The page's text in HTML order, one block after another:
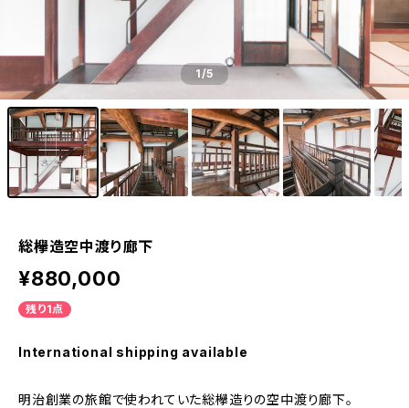
1/5
総欅造空中渡り廊下
¥880,000
残り1点
International shipping available
明治創業の旅館で使われていた総欅造りの空中渡り廊下。